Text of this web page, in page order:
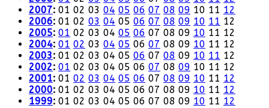
2007: 01 02 03 04 05 06 07 08 09 10 11 12
2006: 01 02 03 04 05 06 07 08 09 10 11 12
2005: 01 02 03 04 05 06 07 08 09 10 11 12
2004: 01 02 03 04 05 06 07 08 09 10 11 12
2003: 01 02 03 04 05 06 07 08 09 10 11 12
2002: 01 02 03 04 05 06 07 08 09 10 11 12
2001: 01 02 03 04 05 06 07 08 09 10 11 12
2000: 01 02 03 04 05 06 07 08 09 10 11 12
1999: 01 02 03 04 05 06 07 08 09 10 11 12